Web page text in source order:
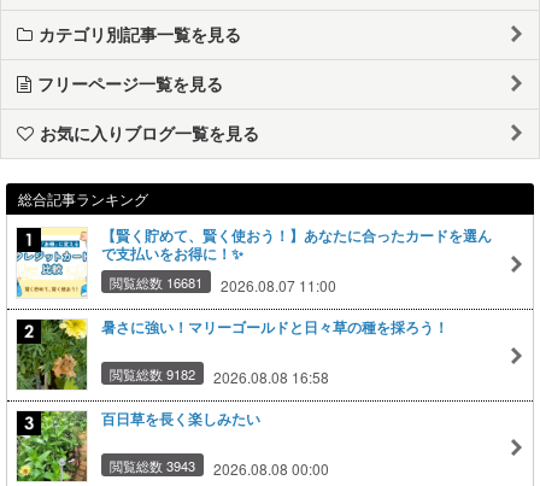
カテゴリ別記事一覧を見る
フリーページ一覧を見る
お気に入りブログ一覧を見る
総合記事ランキング
【賢く貯めて、賢く使おう！】あなたに合ったカードを選ん
で支払いをお得に！✨
閲覧総数 16681 2026.08.07 11:00
暑さに強い！マリーゴールドと日々草の種を採ろう！
閲覧総数 9182 2026.08.08 16:58
百日草を長く楽しみたい
閲覧総数 3943 2026.08.08 00:00